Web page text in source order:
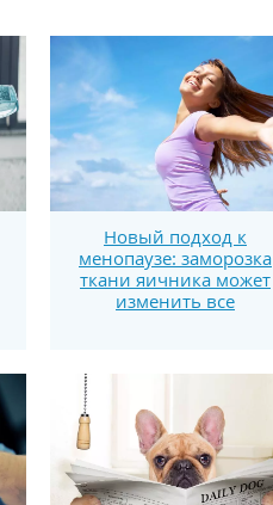
Новый подход к
менопаузе: заморозка
ткани яичника может
изменить все